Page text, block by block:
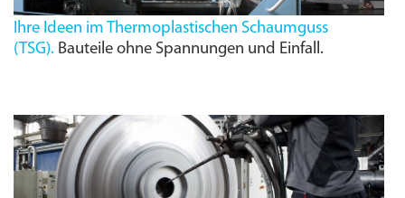
Ihre Ideen im Thermoplastischen Schaumguss
( TSG). Bauteile ohne Spannungen und Einfall.